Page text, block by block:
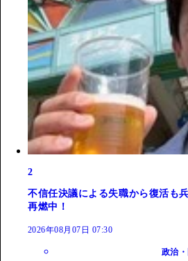
2
不信任決議による失職から復活も
再燃中！
2026年08月07日 07:30
政治